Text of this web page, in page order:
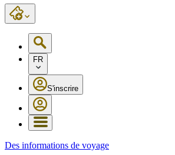
FR
S'inscrire
Des informations de voyage